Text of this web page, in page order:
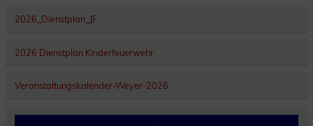
2026_Dienstplan_JF
2026 Dienstplan Kinderfeuerwehr
Veranstaltungskalender-Weyer-2026